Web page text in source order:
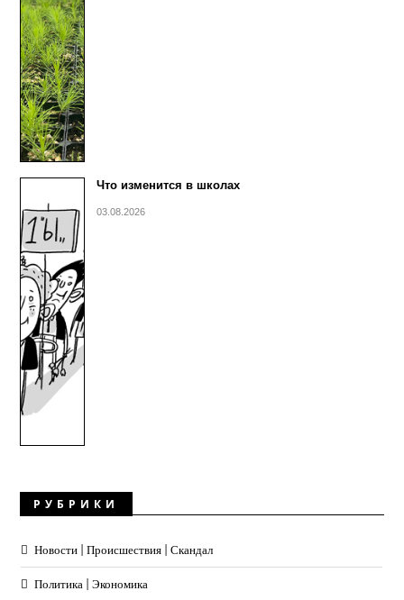
Что изменится в школах
03.08.2026
РУБРИКИ
Новости | Происшествия | Скандал
Политика | Экономика